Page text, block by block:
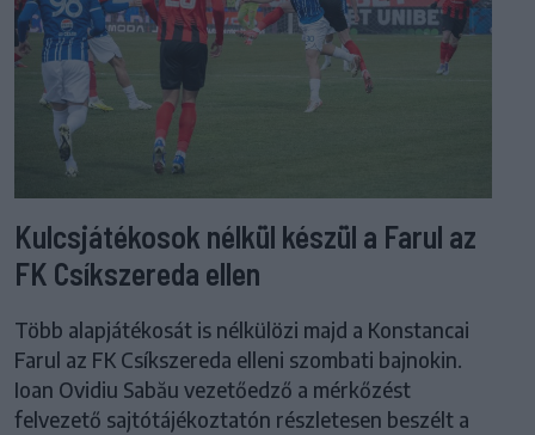
Kulcsjátékosok nélkül készül a Farul az
FK Csíkszereda ellen
Több alapjátékosát is nélkülözi majd a Konstancai
Farul az FK Csíkszereda elleni szombati bajnokin.
Ioan Ovidiu Sabău vezetőedző a mérkőzést
felvezető sajtótájékoztatón részletesen beszélt a